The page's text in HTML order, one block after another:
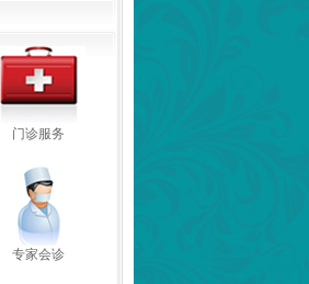
门诊服务
专家会诊